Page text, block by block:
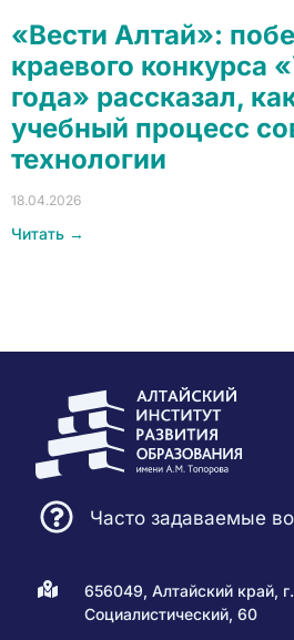
«Вести Алтай»:
краевого конкурса
года» рассказал,
учебный процесс
технологии
18.04.2026
Читать →
Часто задаваемые
656049, Алтайский край,
Социалистический, 60